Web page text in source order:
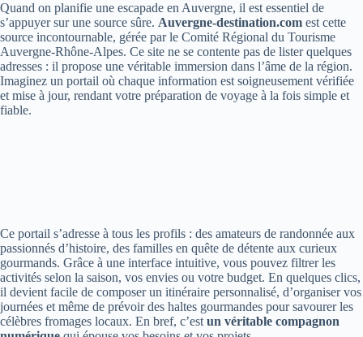
Quand on planifie une escapade en Auvergne, il est essentiel de
s’appuyer sur une source sûre. Auvergne-destination.com est cette
source incontournable, gérée par le Comité Régional du Tourisme
Auvergne-Rhône-Alpes. Ce site ne se contente pas de lister quelques
adresses : il propose une véritable immersion dans l’âme de la région.
Imaginez un portail où chaque information est soigneusement vérifiée
et mise à jour, rendant votre préparation de voyage à la fois simple et
fiable.
Ce portail s’adresse à tous les profils : des amateurs de randonnée aux
passionnés d’histoire, des familles en quête de détente aux curieux
gourmands. Grâce à une interface intuitive, vous pouvez filtrer les
activités selon la saison, vos envies ou votre budget. En quelques clics,
il devient facile de composer un itinéraire personnalisé, d’organiser vos
journées et même de prévoir des haltes gourmandes pour savourer les
célèbres fromages locaux. En bref, c’estun véritable compagnon